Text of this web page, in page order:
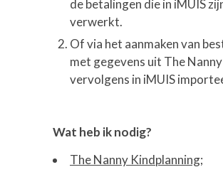
de betalingen die in iMUIS
verwerkt.
Of via het aanmaken van
met gegevens uit The
vervolgens in iMUIS
Wat heb ik nodig?
The Nanny Kindplanning;